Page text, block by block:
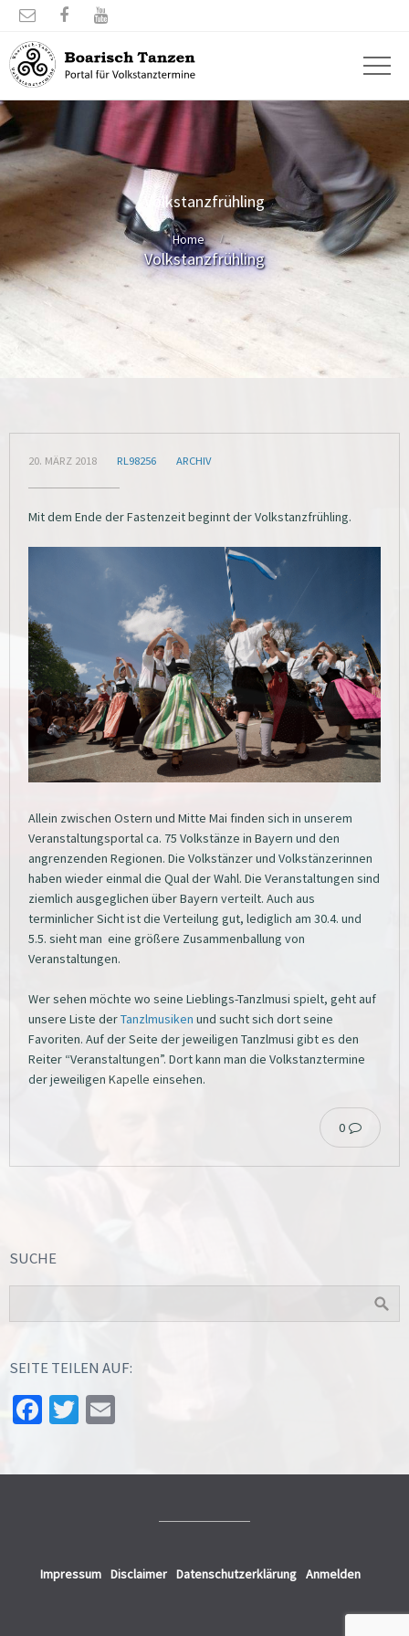
  
Volkstanzfrühling
Home
Volkstanzfrühling
20. MÄRZ 2018 RL98256 ARCHIV
Mit dem Ende der Fastenzeit beginnt der Volkstanzfrühling.
Allein zwischen Ostern und Mitte Mai finden sich in unserem
Veranstaltungsportal ca. 75 Volkstänze in Bayern und den
angrenzenden Regionen. Die Volkstänzer und Volkstänzerinnen
haben wieder einmal die Qual der Wahl. Die Veranstaltungen sind
ziemlich ausgeglichen über Bayern verteilt. Auch aus
terminlicher Sicht ist die Verteilung gut, lediglich am 30.4. und
5.5. sieht man eine größere Zusammenballung von
Veranstaltungen.
Wer sehen möchte wo seine Lieblings-Tanzlmusi spielt, geht auf
unsere Liste derTanzlmusiken und sucht sich dort seine
Favoriten. Auf der Seite der jeweiligen Tanzlmusi gibt es den
Reiter “Veranstaltungen”. Dort kann man die Volkstanztermine
der jeweiligen Kapelle einsehen.
0
SUCHE
SEITE TEILEN AUF:
Facebook
Twitter
Impressum Disclaimer Datenschutzerklärung Anmelden